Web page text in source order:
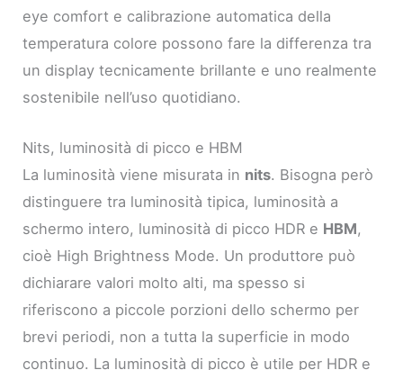
eye comfort e calibrazione automatica della
temperatura colore possono fare la differenza tra
un display tecnicamente brillante e uno realmente
sostenibile nell’uso quotidiano.
Nits, luminosità di picco e HBM
La luminosità viene misurata in nits. Bisogna però
distinguere tra luminosità tipica, luminosità a
schermo intero, luminosità di picco HDR e HBM,
cioè High Brightness Mode. Un produttore può
dichiarare valori molto alti, ma spesso si
riferiscono a piccole porzioni dello schermo per
brevi periodi, non a tutta la superficie in modo
continuo. La luminosità di picco è utile per HDR e